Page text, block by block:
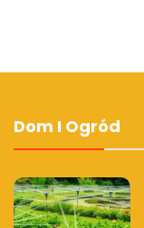
Dom I Ogród